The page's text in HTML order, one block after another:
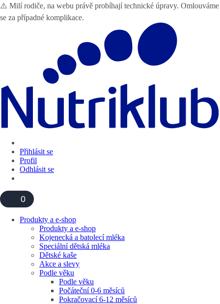
⚠️ Milí rodiče, na webu právě probíhají technické úpravy. Omlouváme
se za případné komplikace.
Přihlásit se
Profil
Odhlásit se
0
Produkty a e-shop
Produkty a e-shop
Kojenecká a batolecí mléka
Speciální dětská mléka
Dětské kaše
Akce a slevy
Podle věku
Podle věku
Počáteční 0-6 měsíců
Pokračovací 6-12 měsíců